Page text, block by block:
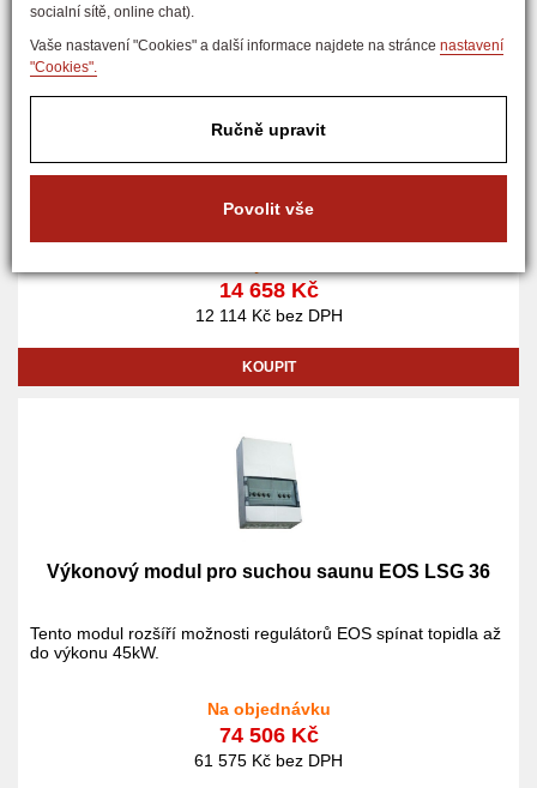
socialní sítě, online chat).
Vaše nastavení "Cookies" a další informace najdete na stránce nastavení
"Cookies".
Ručně upravit
Povolit vše
ECON D4 pro suchou saunu
Umožňuje ovládat světlo v sauně, automaticky rozpozná typ
časovač zapnutí a bezpečnostní funkci LIFE GUARD. Zobrazí
14 658 Kč
12 114 Kč bez DPH
KOUPIT
Výkonový modul pro suchou saunu EOS LSG 36
Tento modul rozšíří možnosti regulátorů EOS spínat topidla až
do výkonu 45kW.
Na objednávku
74 506 Kč
61 575 Kč bez DPH